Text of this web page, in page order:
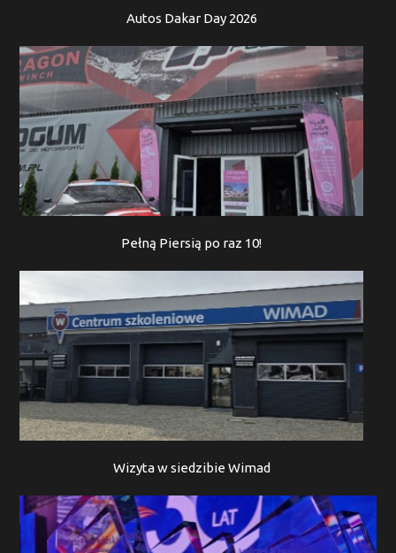
Autos Dakar Day 2026
Pełną Piersią po raz 10!
Wizyta w siedzibie Wimad